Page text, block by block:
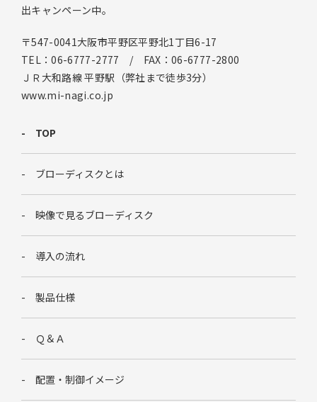
出キャンペーン中。
〒547-0041大阪市平野区平野北1丁目6-17
TEL：06-6777-2777 / FAX：06-6777-2800
ＪＲ大和路線 平野駅（弊社まで徒歩3分）
www.mi-nagi.co.jp
TOP
ブローディスクとは
映像で見るブローディスク
導入の流れ
製品仕様
Ｑ＆Ａ
配置・制御イメージ